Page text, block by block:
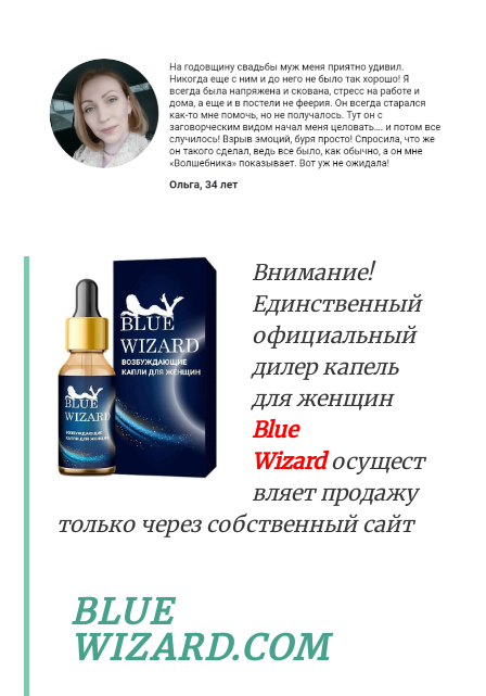
Внимание!
Единственный
официальный
дилер капель
для женщин
Blue
Wizard осущест
вляет продажу
только через собственный сайт
BLUE
WIZARD.COM